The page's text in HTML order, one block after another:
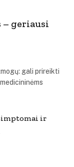
– geriausi
gali prireikti
ir